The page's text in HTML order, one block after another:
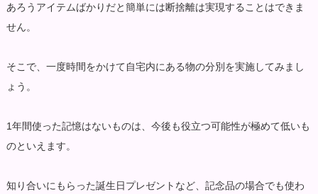
あろうアイテムばかりだと簡単には断捨離は実現することはできま
せん。
そこで、一度時間をかけて自宅内にある物の分別を実施してみまし
ょう。
1年間使った記憶はないものは、今後も役立つ可能性が極めて低いも
のといえます。
知り合いにもらった誕生日プレゼントなど、記念品の場合でも使わ